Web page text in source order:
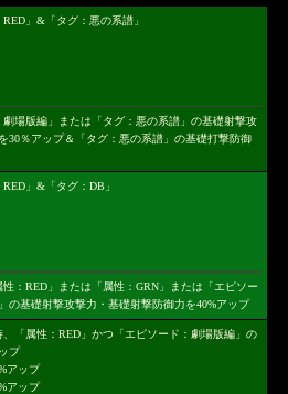
」&「タグ：悪の系譜」
場版編」または「タグ：悪の系譜」の基礎射撃攻
30％アップ＆「タグ：悪の系譜」の基礎打撃防御
」&「タグ：DB」
：RED」または「属性：GRN」または「エピソー
の基礎射撃攻撃力・基礎射撃防御力を40%アップ
「属性：RED」かつ「エピソード：劇場版編」の
プ
アップ
アップ